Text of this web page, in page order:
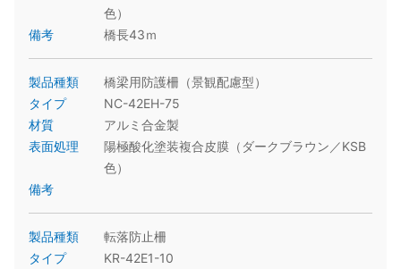
色）
備考
橋長43ｍ
製品種類
橋梁用防護柵（景観配慮型）
タイプ
NC-42EH-75
材質
アルミ合金製
表面処理
陽極酸化塗装複合皮膜（ダークブラウン／KSB
色）
備考
製品種類
転落防止柵
タイプ
KR-42E1-10